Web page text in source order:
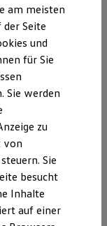
Updates
ist,
dass die
Wenn Sie die
Sie das
Sie das
ausgeschaltet
für die
das Update
Die Installation
Die genaue
Infotainment-
am meisten
der Seite
und
für Sie
Sie werden
zu
von
Sie
besucht
Inhalte
auf einer